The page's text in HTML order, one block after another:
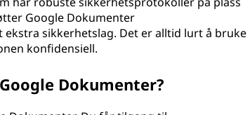
Google Dokumenter
sikkerhetslag. Det er alltid lurt å bruke
konfidensiell.
Dokumenter?